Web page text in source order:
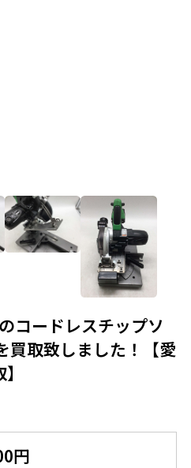
コードレスチップソ
買取致しました！【愛
円